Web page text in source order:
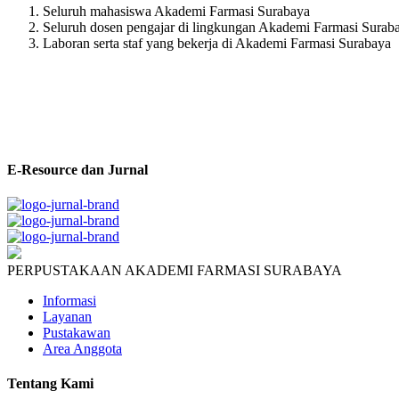
Seluruh mahasiswa Akademi Farmasi Surabaya
Seluruh dosen pengajar di lingkungan Akademi Farmasi
Laboran serta staf yang bekerja di Akademi Farmasi Surabaya
E-Resource dan Jurnal
PERPUSTAKAAN AKADEMI FARMASI SURABAYA
Informasi
Layanan
Pustakawan
Area Anggota
Tentang Kami